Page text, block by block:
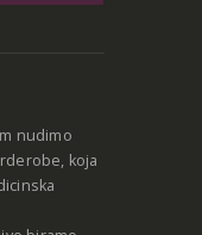
nudimo
koja